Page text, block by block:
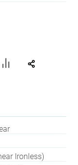
Ironless)